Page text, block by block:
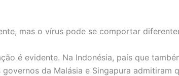
mas o vírus pode se comportar
é evidente. Na Indonésia, país que
da Malásia e Singapura admitiram